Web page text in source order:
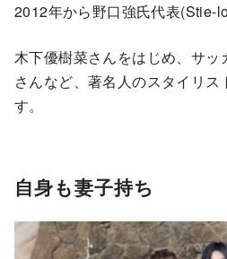
2012年から野口強氏代表(Stie-
木下優樹菜さんをはじめ、サッ
さんなど、著名人のスタイリ
す。
自身も妻子持ち